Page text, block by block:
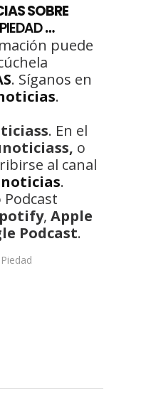
SOBRE
…
puede
. Síganos en
.
. En el
o
al canal
.
, Apple
Podcast.